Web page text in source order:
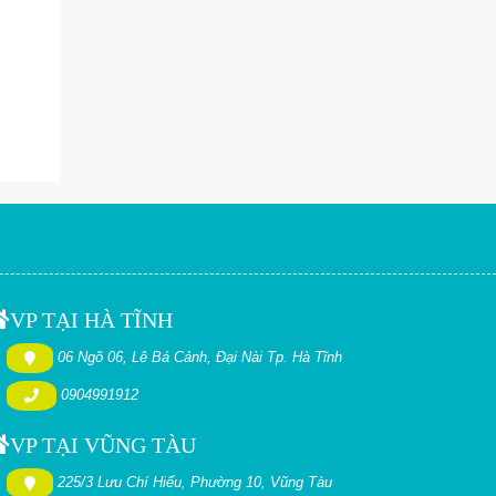
VP TẠI HÀ TĨNH
06 Ngõ 06, Lê Bá Cảnh, Đại Nài Tp. Hà Tĩnh
0904991912
VP TẠI VŨNG TÀU
225/3 Lưu Chí Hiếu, Phường 10, Vũng Tàu